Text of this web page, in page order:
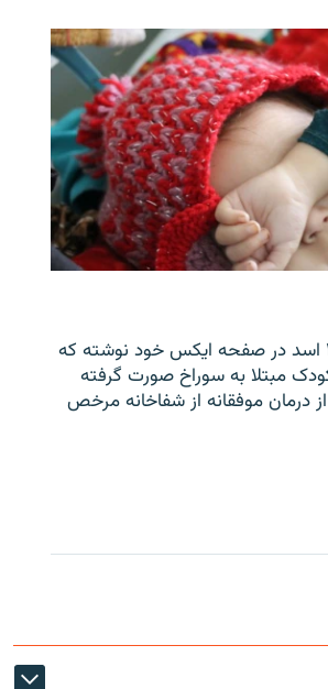
این اداره روز شنبه ۱۷ اسد در صفحه ایکس خود نوشته که
کنون عملیات ۲۸ کودک مبتلا به سوراخ صورت گرفته
پس از درمان موفقانه از شفاخانه مرخص